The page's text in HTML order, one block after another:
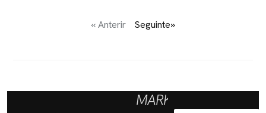
« Anterir Seguinte»
MARKETING